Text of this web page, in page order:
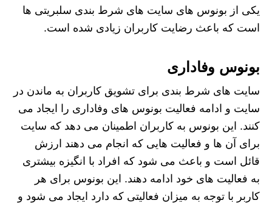
یکی از بونوس های سایت های شرط بندی سلبریتی ها
است که باعث رضایت کاربران زیادی شده است.
بونوس وفاداری
سایت‌ های شرط‌ بندی برای تشویق کاربران به ماندن در
سایت و ادامه فعالیت بونوس‌ های وفاداری را ایجاد می
کنند. این بونوس‌ به کاربران اطمینان می دهد که سایت
برای آن ها و فعالیت هایی که انجام می دهند ارزش
قائل است و باعث می شود که افراد با انگیزه بیشتری
به فعالیت های خود ادامه دهند. این بونوس برای هر
کاربر با توجه به میزان فعالیتی که دارد ایجاد می شود و